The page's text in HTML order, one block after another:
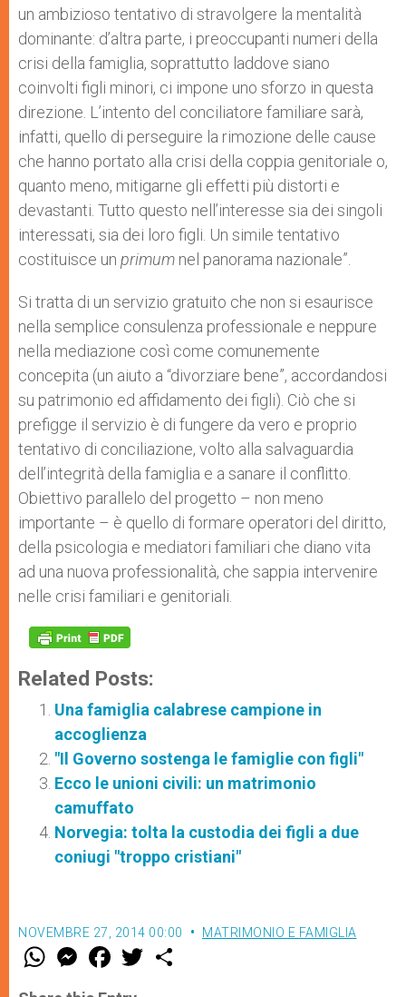
un ambizioso tentativo di stravolgere la mentalità
dominante: d’altra parte, i preoccupanti numeri della
crisi della famiglia, soprattutto laddove siano
coinvolti figli minori, ci impone uno sforzo in questa
direzione. L’intento del conciliatore familiare sarà,
infatti, quello di perseguire la rimozione delle cause
che hanno portato alla crisi della coppia genitoriale o,
quanto meno, mitigarne gli effetti più distorti e
devastanti. Tutto questo nell’interesse sia dei singoli
interessati, sia dei loro figli. Un simile tentativo
costituisce un primum nel panorama nazionale”.
Si tratta di un servizio gratuito che non si esaurisce
nella semplice consulenza professionale e neppure
nella mediazione così come comunemente
concepita (un aiuto a “divorziare bene”, accordandosi
su patrimonio ed affidamento dei figli). Ciò che si
prefigge il servizio è di fungere da vero e proprio
tentativo di conciliazione, volto alla salvaguardia
dell’integrità della famiglia e a sanare il conflitto.
Obiettivo parallelo del progetto – non meno
importante – è quello di formare operatori del diritto,
della psicologia e mediatori familiari che diano vita
ad una nuova professionalità, che sappia intervenire
nelle crisi familiari e genitoriali.
Related Posts:
Una famiglia calabrese campione in
accoglienza
"Il Governo sostenga le famiglie con figli"
Ecco le unioni civili: un matrimonio
camuffato
Norvegia: tolta la custodia dei figli a due
coniugi "troppo cristiani"
NOVEMBRE 27, 2014 00:00 MATRIMONIO E FAMIGLIA
W
t
M
e
s
F
a
e
w